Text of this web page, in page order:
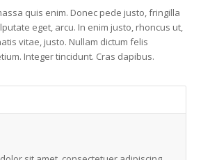
quis enim. Donec pede justo, fringilla
eget, arcu. In enim justo, rhoncus ut,
vitae, justo. Nullam dictum felis
Integer tincidunt. Cras dapibus.